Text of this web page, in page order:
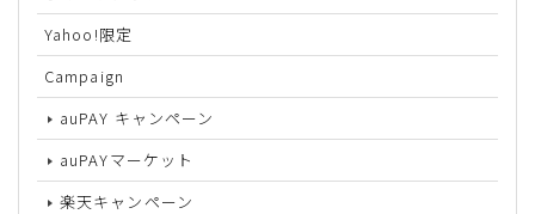
Yahoo!限定
Campaign
auPAY キャンペーン
auPAYマーケット
楽天キャンペーン